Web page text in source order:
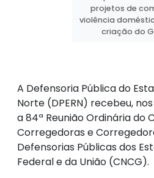
projetos de
violência
criação do
A Defensoria Pública do
Norte (DPERN) recebeu,
a 84ª Reunião Ordinária do
Corregedoras e
Defensorias Públicas dos
Federal e da União (CNCG).